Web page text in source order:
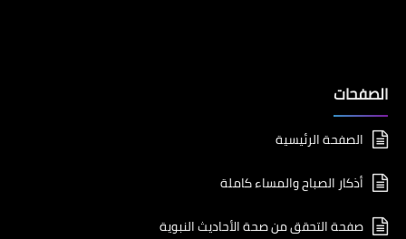
الصفحات
الصفحة الرئيسية
أذكار الصباح والمساء كاملة
صفحة التحقق من صحة الأحاديث النبوية